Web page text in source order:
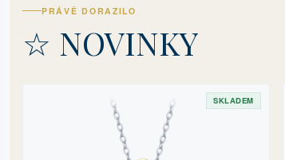
PRÁVĚ DORAZILO
☆ NOVINKY
SKLADEM